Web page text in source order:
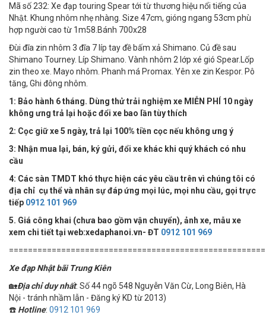
Mã số 232: Xe đạp touring Spear tới từ thương hiệu nổi tiếng của
Nhật. Khung nhôm nhẹ nhàng. Size 47cm, gióng ngang 53cm phù
hợp người cao từ 1m58.Bánh 700x28
Đùi đĩa zin nhôm 3 đĩa 7 líp tay đề bấm xả Shimano. Củ đề sau
Shimano Tourney. Líp Shimano. Vành nhôm 2 lớp xé gió Spear.Lốp
zin theo xe. Mayo nhôm. Phanh má Promax. Yên xe zin Kespor. Pô
tăng, Ghi đông nhôm.
1: Bảo hành 6 tháng. Dùng thử trải nghiệm xe MIỄN PHÍ 10 ngày
không ưng trả lại hoặc đổi xe bao lần tùy thích
2: Cọc giữ xe 5 ngày, trả lại 100% tiền cọc nếu không ưng ý
3: Nhận mua lại, bán, ký gửi, đổi xe khác khi quý khách có nhu
cầu
4: Các sàn TMDT khó thực hiện các yêu cầu trên vì chúng tôi có
địa chỉ cụ thể và nhân sự đáp ứng mọi lúc, mọi nhu cầu, gọi trực
tiếp 0912 101 969
5. Giá công khai (chưa bao gồm vận chuyển), ảnh xe, mẫu xe
xem chi tiết tại web:xedaphanoi.vn- ĐT 0912 101 969
Xe đạp Nhật bãi Trung Kiên
🏡Địa chỉ duy nhất: Số 44 ngõ 548 Nguyễn Văn Cừ, Long Biên, Hà
Nội - tránh nhầm lẫn - Đăng ký KD từ 2013)
☎️ Hotline: 0912 101 969